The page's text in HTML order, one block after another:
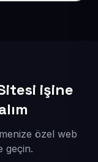
işine
özel web
geçin.